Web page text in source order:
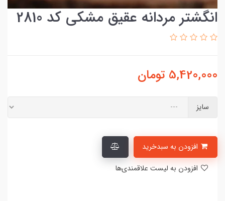
انگشتر مردانه عقیق مشکی کد 2810
5,420,000 تومان
سایز